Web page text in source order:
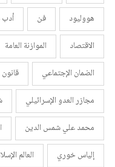
هووليود
فن
الاقتصاد
الموازنة العامة
الضمان الإجتماعي
قانون
مجازر العدو الإسرائيلي
محمد علي شمس الدين
إلياس خوري
العالم